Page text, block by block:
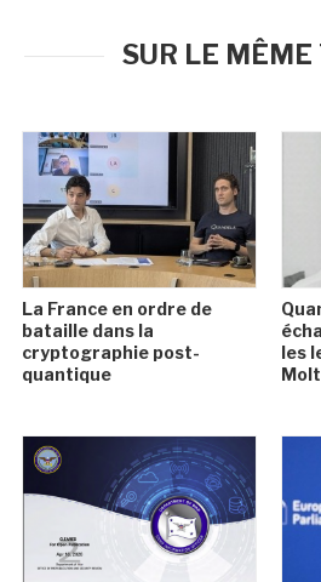
SUR LE
La France en ordre de
bataille dans la
cryptographie post-
quantique
les